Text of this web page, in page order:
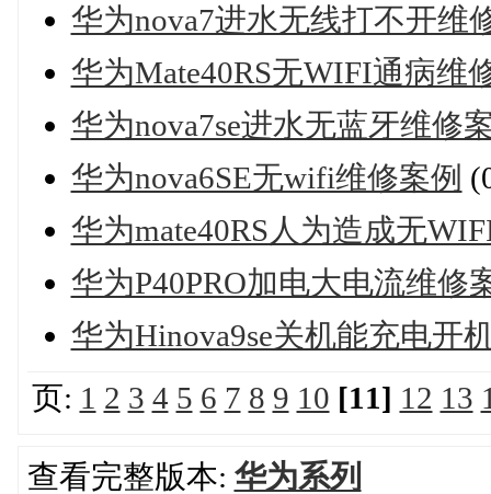
华为nova7进水无线打不开维
华为Mate40RS无WIFI通病维
华为nova7se进水无蓝牙维修
华为nova6SE无wifi维修案例
华为mate40RS人为造成无
华为P40PRO加电大电流维修
华为Hinova9se关机能充电开
页: 1 2 3 4 5 6 7 8 9 10 [11] 12 13
查看完整版本: 华为系列